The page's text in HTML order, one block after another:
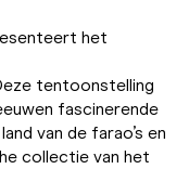
het
tentoonstelling
fascinerende
van de farao’s en
collectie van het